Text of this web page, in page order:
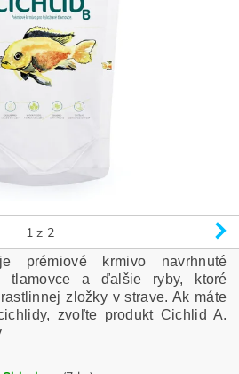
1 z 2
prémiové krmivo navrhnuté
tlamovce a ďalšie ryby, ktoré
zložky v strave. Ak máte
zvoľte produkt Cichlid A.